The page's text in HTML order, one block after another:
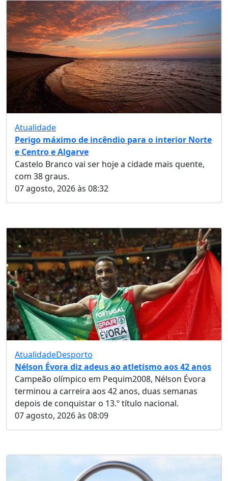
Atualidade
Perigo máximo de incêndio para o interior Norte
e Centro e Algarve
Castelo Branco vai ser hoje a cidade mais quente,
com 38 graus.
07 agosto, 2026 às 08:32
AtualidadeDesporto
Nélson Évora diz adeus ao atletismo aos 42 anos
Campeão olímpico em Pequim2008, Nélson Évora
terminou a carreira aos 42 anos, duas semanas
depois de conquistar o 13.º título nacional.
07 agosto, 2026 às 08:09